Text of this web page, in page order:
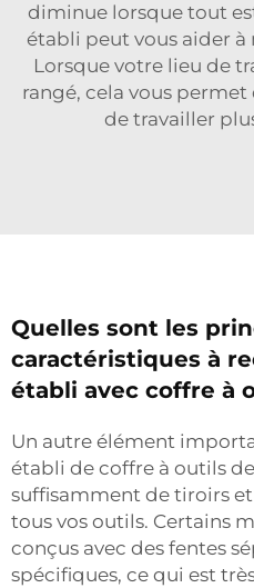
diminue lorsque tout
établi peut vous aider à
Lorsque votre lieu de
rangé, cela vous
de travailler
Quelles sont les
caractéristiques à
établi avec coffre à
Un autre élément
établi de coffre à outils
suffisamment de tiroirs
tous vos outils. Certains
conçus avec des fentes
spécifiques, ce qui est